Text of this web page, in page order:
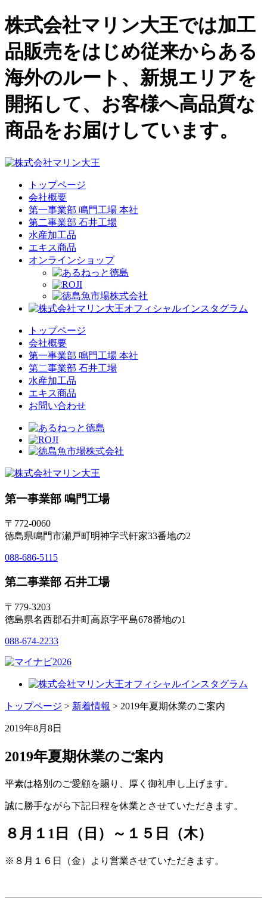
株式会社マリン大王では加工
品販売をはじめ従来からある
海外のルート、新規エリアを
開拓して、お客様へ高品質な
商品をお届けしています。
トップページ
会社概要
第一事業部 鳴門工場 本社
第二事業部 石井工場
水産加工品
エキス商品
オンラインショップ
トップページ
会社概要
第一事業部 鳴門工場 本社
第二事業部 石井工場
水産加工品
エキス商品
お問い合わせ
第一事業部 鳴門工場
〒772-0060
徳島県鳴門市瀬戸町明神字弐軒家33番地の2
088-686-5115
第二事業部 石井工場
〒779-3203
徳島県名西郡石井町高原字平島678番地の1
088-674-2233
トップページ > 新着情報 > 2019年夏期休業のご案内
2019年8月8日
2019年夏期休業のご案内
平素は格別のご愛顧を賜り、厚く御礼申し上げます。
誠に勝手ながら下記日程を休業とさせていただきます。
８月１1日（日）～１５日（木）
※８月１６日（金）より営業させていただきます。